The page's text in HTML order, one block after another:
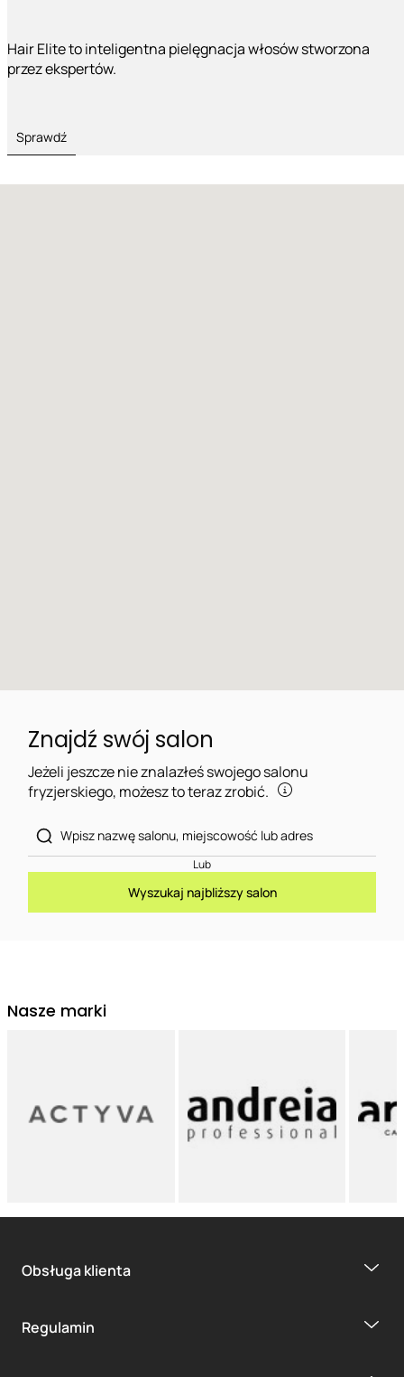
Hair Elite to inteligentna pielęgnacja włosów stworzona
przez ekspertów.
Sprawdź
Znajdź swój salon
Jeżeli jeszcze nie znalazłeś swojego salonu
fryzjerskiego, możesz to teraz zrobić.
Lub
Wyszukaj najbliższy salon
Nasze marki
Obsługa klienta
Regulamin